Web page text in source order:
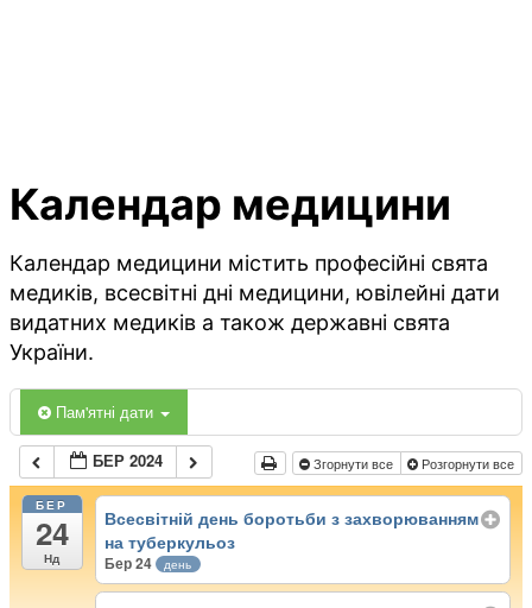
Календар медицини
Календар медицини містить професійні свята
медиків, всесвітні дні медицини, ювілейні дати
видатних медиків а також державні свята
України.
Пам'ятні дати
БЕР 2024 Згорнути все Розгорнути все
БЕР
24
Нд
Всесвітній день боротьби з захворюванням
на туберкульоз
Бер 24 день